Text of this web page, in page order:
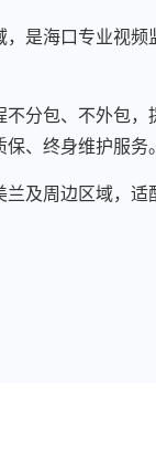
是海口专业视频
分包、不外包
、终身维护服务。
及周边区域，适